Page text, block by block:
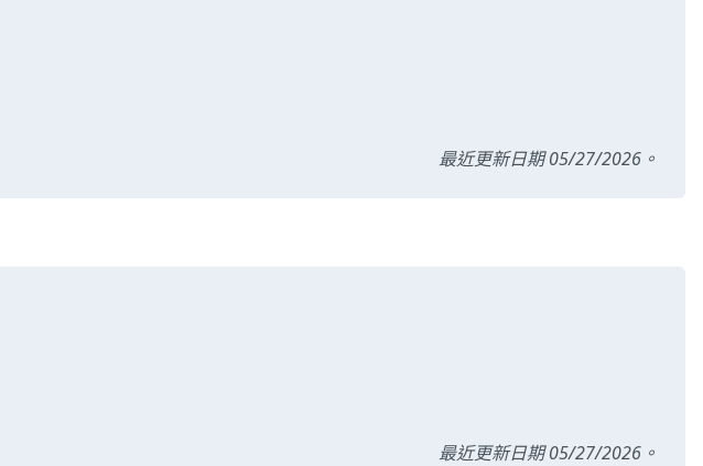
最近更新日期 05/27/2026。
最近更新日期 05/27/2026。